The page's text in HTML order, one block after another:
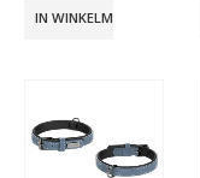
IN WINKELMAND